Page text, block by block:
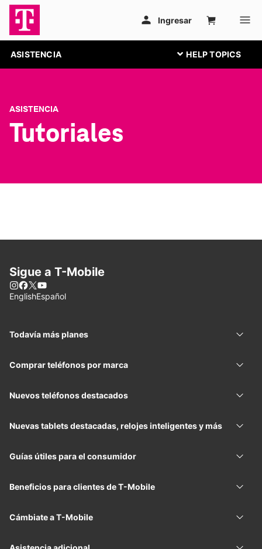
ASISTENCIA
ASISTENCIA
Tutoriales